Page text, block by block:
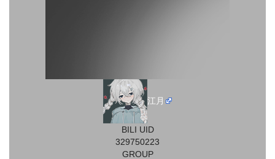
江月
BILI UID
329750223
GROUP